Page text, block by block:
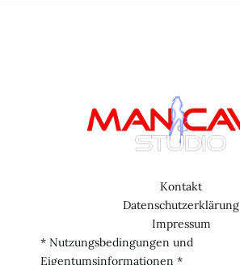
Kontakt
Datenschutzerklärung
Impressum
* Nutzungsbedingungen und
Eigentumsinformationen *